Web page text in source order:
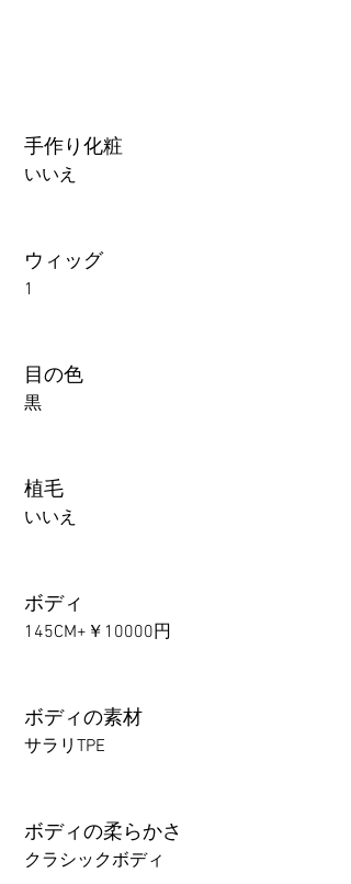
手作り化粧
いいえ
ウィッグ
1
目の色
黒
植毛
いいえ
ボディ
145CM+￥10000円
ボディの素材
サラリTPE
ボディの柔らかさ
クラシックボディ